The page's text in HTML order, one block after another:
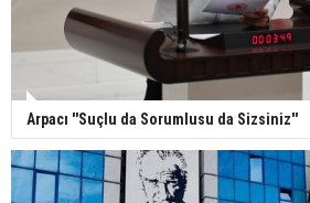
Arpacı ''Suçlu da Sorumlusu da Sizsiniz''